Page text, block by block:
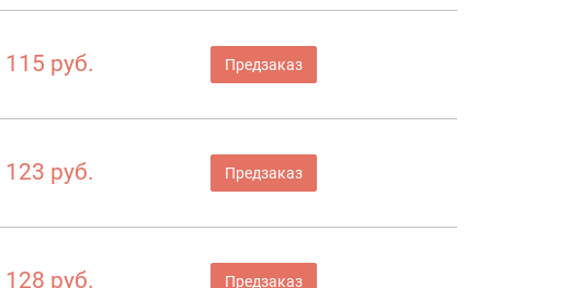
115 руб. Предзаказ
123 руб. Предзаказ
128 руб. Предзаказ